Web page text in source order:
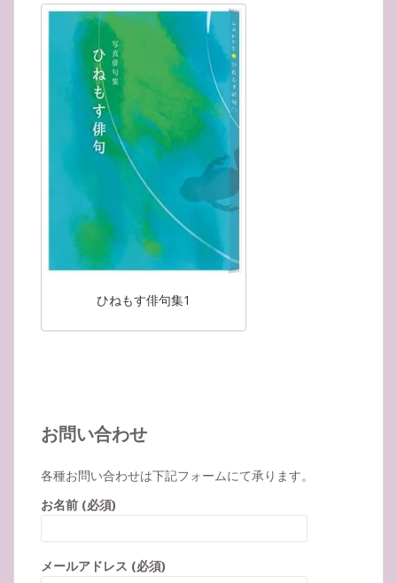
ひねもす俳句集1
お問い合わせ
各種お問い合わせは下記フォームにて承ります。
お名前 (必須)
メールアドレス (必須)